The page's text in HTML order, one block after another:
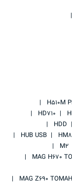
H510M
HD710
HDD
HUB USB
M2
MAG H670
MAG Z690